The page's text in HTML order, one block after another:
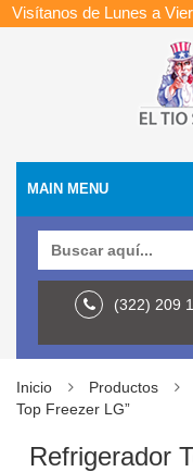
Visítanos de Lunes a
MAIN MENU
(322) 209
Inicio Productos
Top Freezer LG”
Refrigerador